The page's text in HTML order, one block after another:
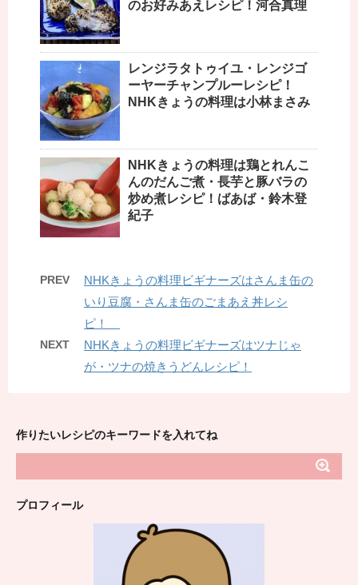
のお好みあえレシピ！河合真理
レンジラタトゥイユ・レンジゴ
ーヤーチャンプルーレシピ！
NHKきょうの料理は小林まさみ
NHKきょうの料理は鶏とれんこ
んのだんご煮・長芋と豚バラの
炒め煮レシピ！ばあば・鈴木登
紀子
PREV
NHKきょうの料理ビギナーズはさんま缶の
いり豆腐・さんま缶のごまあえ丼レシ
ピ！
NEXT
NHKきょうの料理ビギナーズはツナじゃ
が・ツナの焼きうどんレシピ！
作りたいレシピのキーワードを入れてね
プロフィール